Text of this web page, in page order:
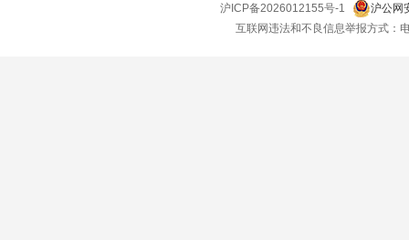
沪ICP备2026012155号-1
沪公网
互联网违法和不良信息举报方式：